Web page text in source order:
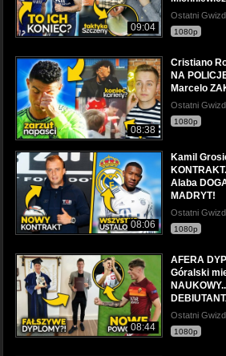
09:04
Ostatni
1080p
08:38
Cristiano
NA
Marcelo
Ostatni
1080p
08:06
Kamil
Alaba
MADRYT!
Ostatni
1080p
08:44
AFERA
Góralski
Ostatni
1080p